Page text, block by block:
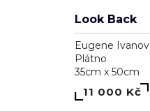
Look Back
Eugene Ivanov
Plátno
35cm x 50cm
11 000 Kč